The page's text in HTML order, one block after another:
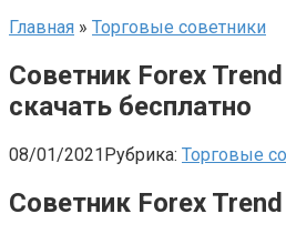
Главная » Торговые советники
Советник Forex
скачать бесплатно
08/01/2021Рубрика: Торговые
Советник Forex